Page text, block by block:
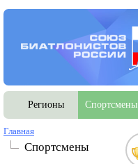
Регионы Спортсмены
Главная
Спортсмены